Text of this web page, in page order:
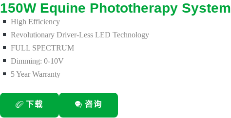
h
150W Equine Phototherapy System
High Efficiency
Revolutionary Driver-Less LED Technology
FULL SPECTRUM
Dimming: 0-10V
5 Year Warranty
下载 咨询